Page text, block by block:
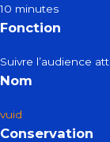
10 minutes
Fonction
Suivre l’audience
Nom
vuid
Conservation